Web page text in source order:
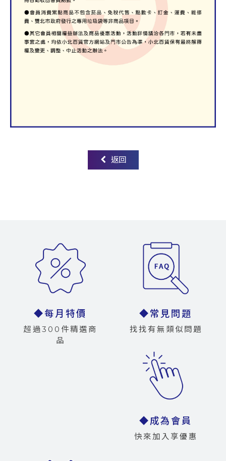
返回
◆每月特價
超過300件精選商
品
◆常見問題
找找有無類似問題
◆成為會員
快來加入享優惠